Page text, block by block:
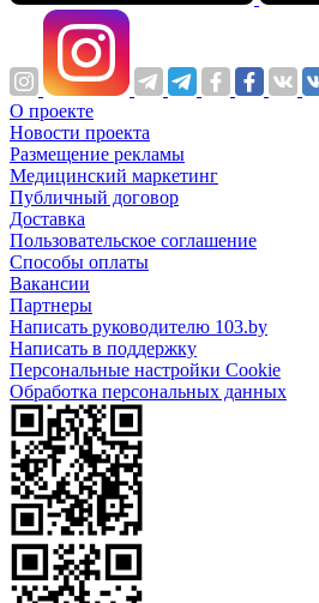
О проекте
Новости проекта
Размещение рекламы
Медицинский маркетинг
Публичный договор
Доставка
Пользовательское соглашение
Способы оплаты
Вакансии
Партнеры
Написать руководителю 103.by
Написать в поддержку
Персональные настройки Cookie
Обработка персональных данных